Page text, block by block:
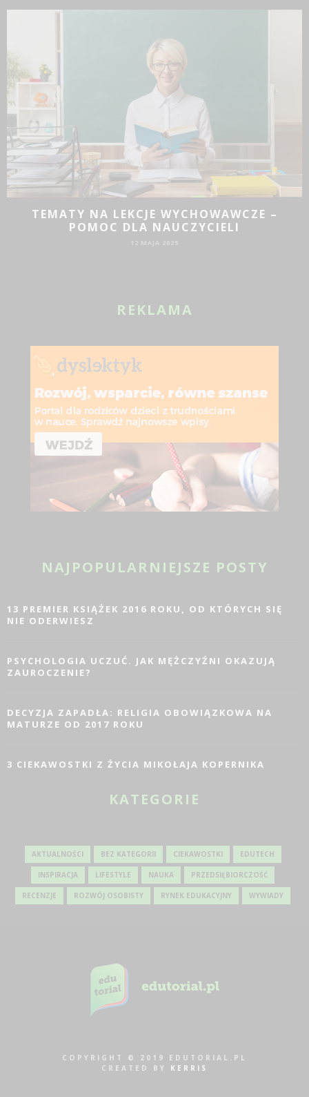
TEMATY NA LEKCJE WYCHOWAWCZE –
POMOC DLA NAUCZYCIELI
12 MAJA 2025
REKLAMA
NAJPOPULARNIEJSZE POSTY
13 PREMIER KSIĄŻEK 2016 ROKU, OD KTÓRYCH SIĘ
NIE ODERWIESZ
PSYCHOLOGIA UCZUĆ. JAK MĘŻCZYŹNI OKAZUJĄ
ZAUROCZENIE?
DECYZJA ZAPADŁA: RELIGIA OBOWIĄZKOWA NA
MATURZE OD 2017 ROKU
3 CIEKAWOSTKI Z ŻYCIA MIKOŁAJA KOPERNIKA
KATEGORIE
AKTUALNOŚCI BEZ KATEGORII CIEKAWOSTKI EDUTECH
INSPIRACJA LIFESTYLE NAUKA PRZEDSIĘBIORCZOŚĆ
RECENZJE ROZWÓJ OSOBISTY RYNEK EDUKACYJNY WYWIADY
COPYRIGHT © 2019 EDUTORIAL.PL
CREATED BY KERRIS